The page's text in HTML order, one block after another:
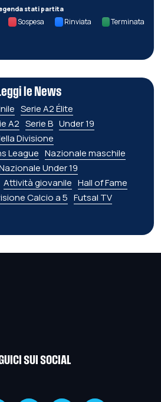
stati partita
Sospesa Rinviata Terminata
le News
Serie A2 Élite
A2 Serie B Under 19
Divisione
League Nazionale maschile
Under 19
Attività giovanile Hall of Fame
Calcio a 5 Futsal TV
SUI SOCIAL